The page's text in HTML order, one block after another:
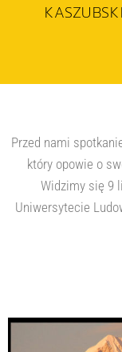
Przed nami
który opowie o
Widzimy się 9
Uniwersytecie